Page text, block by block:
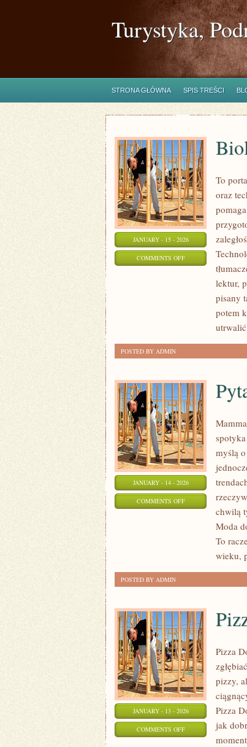
Turystyka,
STRONA GŁÓWNA SPIS TREŚCI
JANUARY - 15 - 2026
COMMENTS OFFON
To
oraz
lektur,
pisany
potem
utrwalić
POSTED BY ADMIN
JANUARY - 14 - 2026
COMMENTS OFFON
CZYTELNIKÓW
myślą
chwilą
Moda
To
wieku,
POSTED BY ADMIN
JANUARY - 13 - 2026
COMMENTS OFFON
Pizza
pizzy,
Pizza
jak